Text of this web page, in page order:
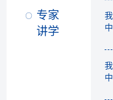
专家
讲学